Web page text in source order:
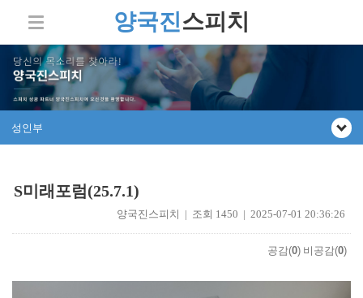
양국진스피치
성인부
S미래포럼(25.7.1)
양국진스피치 | 조회 1450 | 2025-07-01 20:36:26
공감(0) 비공감(0)